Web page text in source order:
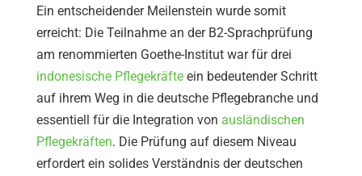
Ein entscheidender Meilenstein wurde somit
erreicht: Die Teilnahme an der B2-Sprachprüfung
am renommierten Goethe-Institut war für drei
indonesische Pflegekräfte ein bedeutender Schritt
auf ihrem Weg in die deutsche Pflegebranche und
essentiell für die Integration von ausländischen
Pflegekräften. Die Prüfung auf diesem Niveau
erfordert ein solides Verständnis der deutschen